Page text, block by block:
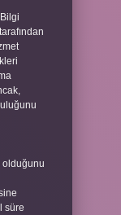
olduğunu
süre